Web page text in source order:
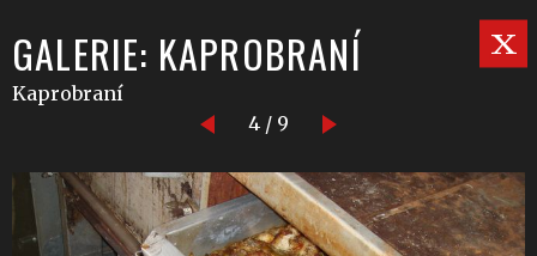
GALERIE: KAPROBRANÍ
Kaprobraní
4 / 9